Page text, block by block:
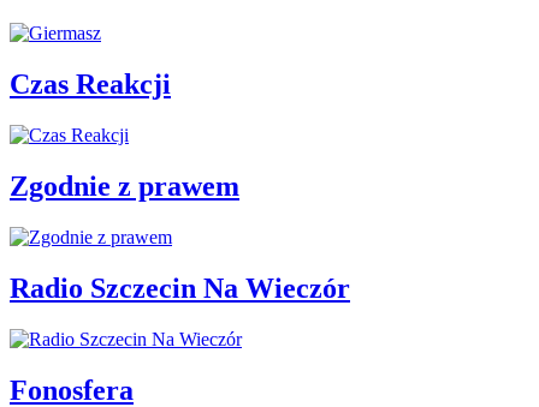
Czas Reakcji
Zgodnie z prawem
Radio Szczecin Na Wieczór
Fonosfera